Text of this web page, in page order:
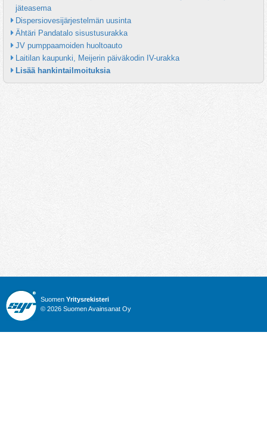
jäteasema
Dispersiovesijärjestelmän uusinta
Ähtäri Pandatalo sisustusurakka
JV pumppaamoiden huoltoauto
Laitilan kaupunki, Meijerin päiväkodin IV-urakka
Lisää hankintailmoituksia
Suomen Yritysrekisteri
© 2026 Suomen Avainsanat Oy